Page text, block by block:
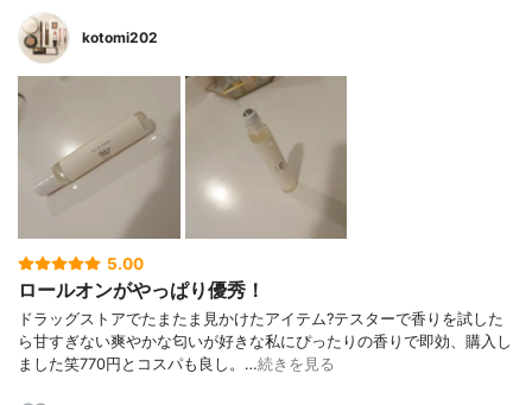
kotomi202
5.00
ロールオンがやっぱり優秀！
ドラッグストアでたまたま見かけたアイテム?テスターで香りを試した
ら甘すぎない爽やかな匂いが好きな私にぴったりの香りで即効、購入し
ました笑770円とコスパも良し。…続きを見る